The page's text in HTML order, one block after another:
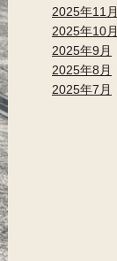
2025年11月
2025年10月
2025年9月
2025年8月
2025年7月